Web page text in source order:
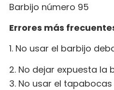
Barbijo número
Errores más
1. No usar el barbijo
2. No dejar expuesta la
3. No usar el